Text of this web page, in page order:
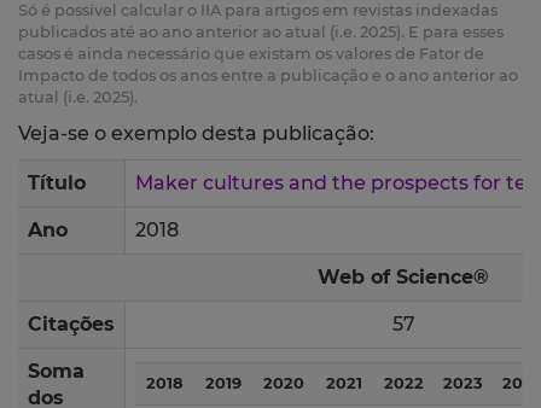
Só é possível calcular o IIA para artigos em revistas indexadas
publicados até ao ano anterior ao atual (i.e. 2025). E para esses
casos é ainda necessário que existam os valores de Fator de
Impacto de todos os anos entre a publicação e o ano anterior ao
atual (i.e. 2025).
Veja-se o exemplo desta publicação:
Título Maker cultures and the prospects for
Ano 2018
Web of Science®
Citações 57
Soma
dos
2018 2019 2020 2021 2022 2023